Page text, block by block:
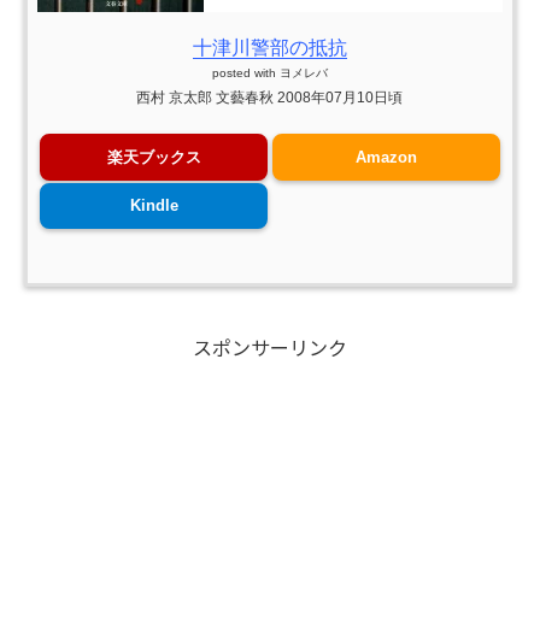
十津川警部の抵抗
posted with ヨメレバ
西村 京太郎 文藝春秋 2008年07月10日頃
楽天ブックス Amazon
Kindle
スポンサーリンク